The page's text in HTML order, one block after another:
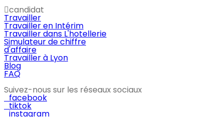
candidat
Travailler
Travailler en Intérim
Travailler dans L'hotellerie
Simulateur de chiffre
d'affaire
Travailler à Lyon
Blog
FAQ
Suivez-nous sur les réseaux sociaux
facebook
tiktok
instagram